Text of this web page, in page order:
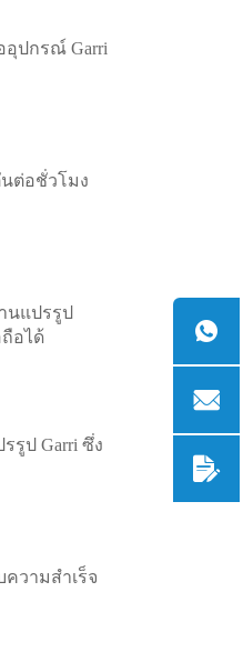
อุปกรณ์ Garri
ต่อชั่วโมง
นแปรรูป
อได้
รูป Garri ซึ่ง
วามสำเร็จ